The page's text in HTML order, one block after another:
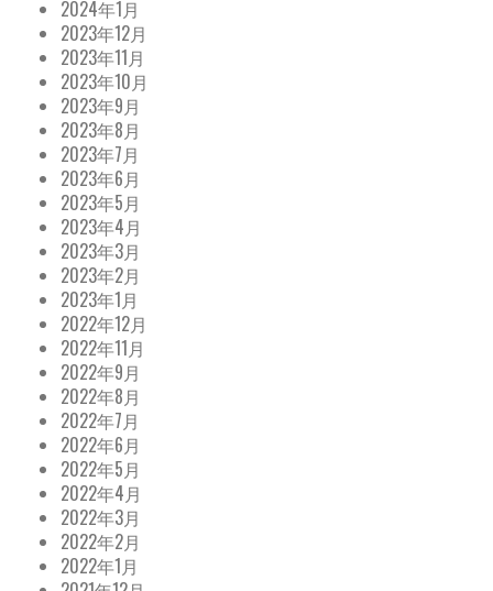
2024年1月
2023年12月
2023年11月
2023年10月
2023年9月
2023年8月
2023年7月
2023年6月
2023年5月
2023年4月
2023年3月
2023年2月
2023年1月
2022年12月
2022年11月
2022年9月
2022年8月
2022年7月
2022年6月
2022年5月
2022年4月
2022年3月
2022年2月
2022年1月